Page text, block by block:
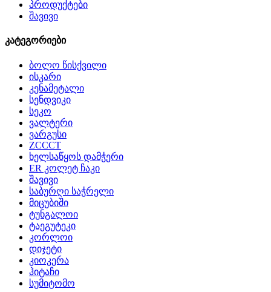
პროდუქტები
შავივი
კატეგორიები
ბოლო წისქვილი
ისკარი
კენამეტალი
სენდვიკი
სეკო
ვალტერი
ვარგუსი
ZCCCT
ხელსაწყოს დამჭერი
ER კოლეტ ჩაკი
შავივი
საბურღი საჭრელი
მიცუბიში
ტუნგალოი
ტაეგუტეკი
კორლოი
დიჯეტი
კიოკერა
ჰიტაჩი
სუმიტომო